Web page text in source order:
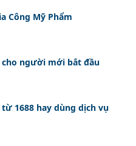
Công Mỹ Phẩm
cho người mới bắt đầu
1688 hay dùng dịch vụ